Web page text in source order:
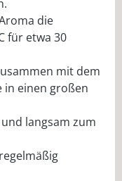
die
für etwa 30
mit dem
in einen großen
langsam zum